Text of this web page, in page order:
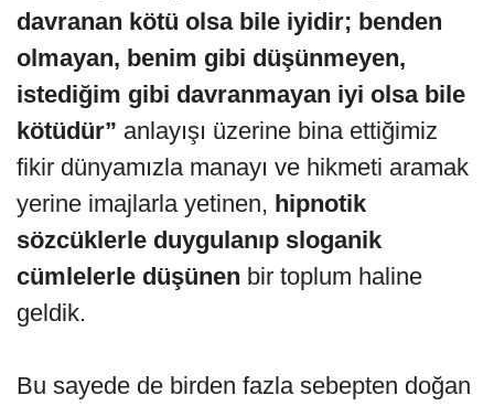
davranan kötü olsa bile iyidir; benden
olmayan, benim gibi düşünmeyen,
istediğim gibi davranmayan iyi olsa bile
kötüdür” anlayışı üzerine bina ettiğimiz
fikir dünyamızla manayı ve hikmeti aramak
yerine imajlarla yetinen, hipnotik
sözcüklerle duygulanıp sloganik
cümlelerle düşünen bir toplum haline
geldik.
Bu sayede de birden fazla sebepten doğan